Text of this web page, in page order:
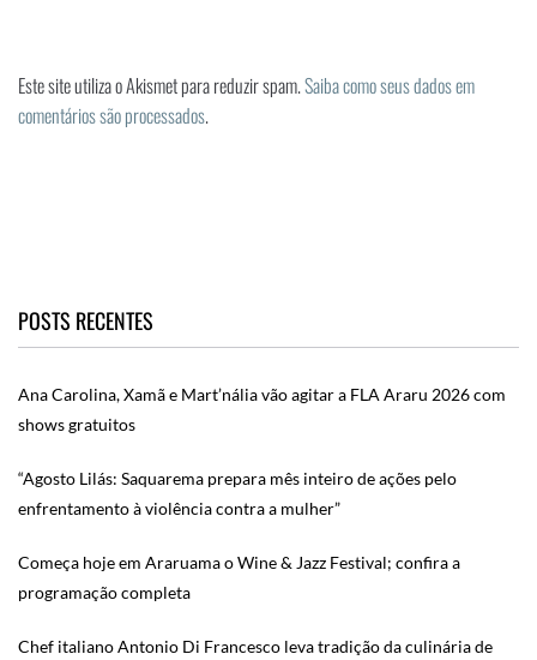
Este site utiliza o Akismet para reduzir spam.Saiba como seus dados em
comentários são processados.
POSTS RECENTES
Ana Carolina, Xamã e Mart’nália vão agitar a FLA Araru 2026 com
shows gratuitos
“Agosto Lilás: Saquarema prepara mês inteiro de ações pelo
enfrentamento à violência contra a mulher”
Começa hoje em Araruama o Wine & Jazz Festival; confira a
programação completa
Chef italiano Antonio Di Francesco leva tradição da culinária de